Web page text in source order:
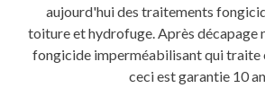
aujourd'hui des traitements
toiture et hydrofuge. Après décapage
fongicide imperméabilisant qui
ceci est garantie 10